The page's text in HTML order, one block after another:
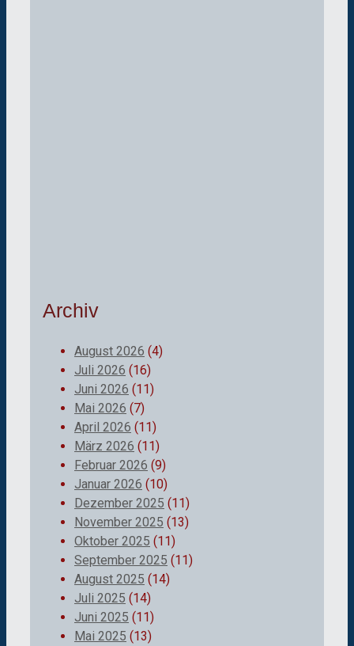
Archiv
August 2026 (4)
Juli 2026 (16)
Juni 2026 (11)
Mai 2026 (7)
April 2026 (11)
März 2026 (11)
Februar 2026 (9)
Januar 2026 (10)
Dezember 2025 (11)
November 2025 (13)
Oktober 2025 (11)
September 2025 (11)
August 2025 (14)
Juli 2025 (14)
Juni 2025 (11)
Mai 2025 (13)